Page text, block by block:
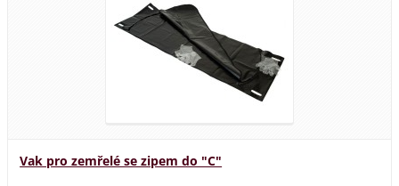
Vak pro zemřelé se zipem do "C"